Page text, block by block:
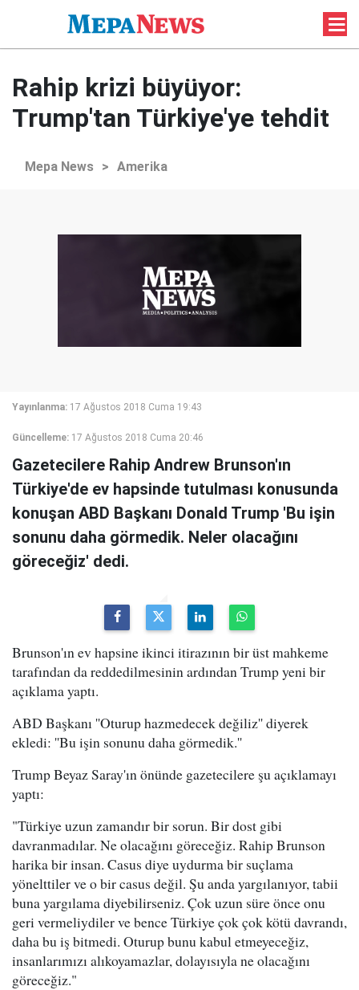
Rahip krizi büyüyor:
Trump'tan Türkiye'ye tehdit
Mepa News > Amerika
Yayınlanma: 17 Ağustos 2018 Cuma 19:43
Güncelleme: 17 Ağustos 2018 Cuma 20:46
Gazetecilere Rahip Andrew Brunson'ın
Türkiye'de ev hapsinde tutulması konusunda
konuşan ABD Başkanı Donald Trump 'Bu işin
sonunu daha görmedik. Neler olacağını
göreceğiz' dedi.
Brunson'ın ev hapsine ikinci itirazının bir üst mahkeme
tarafından da reddedilmesinin ardından Trump yeni bir
açıklama yaptı.
ABD Başkanı ''Oturup hazmedecek değiliz'' diyerek
ekledi: ''Bu işin sonunu daha görmedik.''
Trump Beyaz Saray'ın önünde gazetecilere şu açıklamayı
yaptı:
"Türkiye uzun zamandır bir sorun. Bir dost gibi
davranmadılar. Ne olacağını göreceğiz. Rahip Brunson
harika bir insan. Casus diye uydurma bir suçlama
yönelttiler ve o bir casus değil. Şu anda yargılanıyor, tabii
buna yargılama diyebilirseniz. Çok uzun süre önce onu
geri vermeliydiler ve bence Türkiye çok çok kötü davrandı,
daha bu iş bitmedi. Oturup bunu kabul etmeyeceğiz,
insanlarımızı alıkoyamazlar, dolayısıyla ne olacağını
göreceğiz."